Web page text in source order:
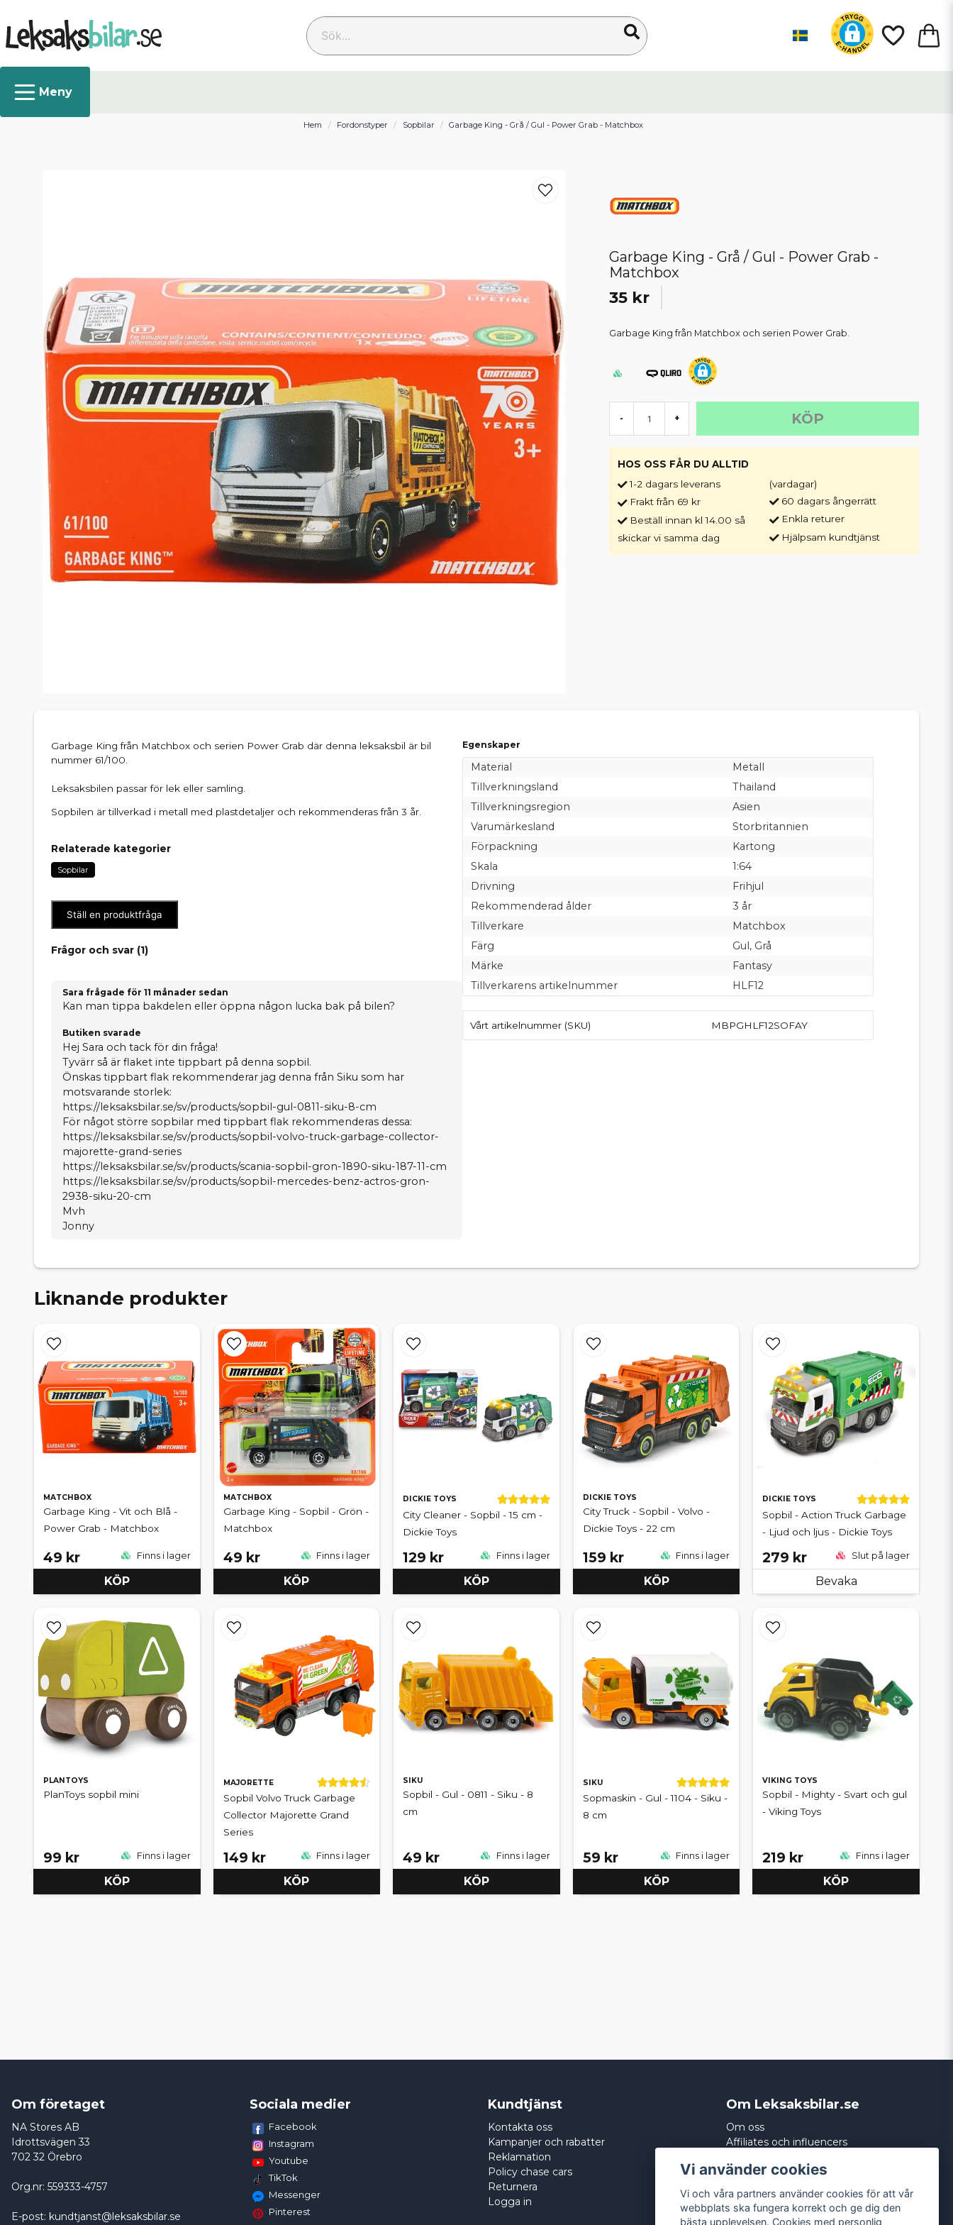
Sök...
Hem Fordonstyper Sopbilar Garbage King - Grå / Gul - Power Grab - Matchbox
Garbage King - Grå / Gul - Power Grab -
Matchbox
35 kr
Garbage King från Matchbox och serien Power Grab.
- + KÖP
HOS OSS FÅR DU ALLTID
1-2 dagars leverans
Frakt från 69 kr
Beställ innan kl 14.00 så
skickar vi samma dag
(vardagar)
60 dagars ångerrätt
Enkla returer
Hjälpsam kundtjänst
Garbage King från Matchbox och serien Power Grab där denna leksaksbil är bil
nummer 61/100.
Leksaksbilen passar för lek eller samling.
Sopbilen är tillverkad i metall med plastdetaljer och rekommenderas från 3 år.
Relaterade kategorier
Sopbilar
Ställ en produktfråga
Frågor och svar (1)
Sara frågade för 11 månader sedan
Kan man tippa bakdelen eller öppna någon lucka bak på bilen?
Butiken svarade
Hej Sara och tack för din fråga!
Tyvärr så är flaket inte tippbart på denna sopbil.
Önskas tippbart flak rekommenderar jag denna från Siku som har
motsvarande storlek:
https://leksaksbilar.se/sv/products/sopbil-gul-0811-siku-8-cm
För något större sopbilar med tippbart flak rekommenderas dessa:
https://leksaksbilar.se/sv/products/sopbil-volvo-truck-garbage-collector-
majorette-grand-series
https://leksaksbilar.se/sv/products/scania-sopbil-gron-1890-siku-187-11-cm
https://leksaksbilar.se/sv/products/sopbil-mercedes-benz-actros-gron-
2938-siku-20-cm
Mvh
Jonny
Egenskaper
Material
Metall
Tillverkningsland
Thailand
Tillverkningsregion
Asien
Varumärkesland
Storbritannien
Förpackning
Kartong
Skala
1:64
Drivning
Frihjul
Rekommenderad ålder
3 år
Tillverkare
Matchbox
Färg
Gul, Grå
Märke
Fantasy
Tillverkarens artikelnummer
HLF12
Vårt artikelnummer (SKU) MBPGHLF12SOFAY
Liknande produkter
MATCHBOX
Garbage King - Vit och Blå -
Power Grab - Matchbox
49 kr Finns i lager
KÖP
MATCHBOX
Garbage King - Sopbil - Grön -
Matchbox
49 kr Finns i lager
KÖP
DICKIE TOYS
City Cleaner - Sopbil - 15 cm -
Dickie Toys
129 kr Finns i lager
KÖP
DICKIE TOYS
City Truck - Sopbil - Volvo -
Dickie Toys - 22 cm
159 kr Finns i lager
KÖP
DICKIE TOYS
Sopbil - Action Truck Garbage
- Ljud och ljus - Dickie Toys
279 kr Slut på lager
Bevaka
PLANTOYS
PlanToys sopbil mini
99 kr Finns i lager
KÖP
MAJORETTE
Sopbil Volvo Truck Garbage
Collector Majorette Grand
Series
149 kr Finns i lager
KÖP
SIKU
Sopbil - Gul - 0811 - Siku - 8
cm
49 kr Finns i lager
KÖP
SIKU
Sopmaskin - Gul - 1104 - Siku -
8 cm
59 kr Finns i lager
KÖP
VIKING TOYS
Sopbil - Mighty - Svart och gul
- Viking Toys
219 kr Finns i lager
KÖP
Om företaget
NA Stores AB
Idrottsvägen 33
702 32 Örebro
Org.nr: 559333-4757
E-post: kundtjanst@leksaksbilar.se
Sociala medier
Facebook
Instagram
Youtube
TikTok
Messenger
Pinterest
Kundtjänst
Kontakta oss
Kampanjer och rabatter
Reklamation
Policy chase cars
Returnera
Logga in
Om Leksaksbilar.se
Om oss
Affiliates och influencers
Integritetspolicy
Vi använder cookies
Vi och våra partners använder cookies för att vår
webbplats ska fungera korrekt och ge dig den
bästa upplevelsen. Cookies med personlig